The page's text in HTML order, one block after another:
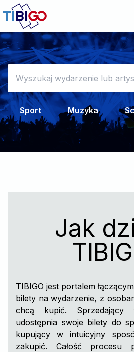
Sport Muzyka
Sprzedaj
Pomoc
Zaloguj
Jak
TIBIGO jest portalem
bilety na wydarzenie, z
chcą kupić. Sprzedający
udostępnia swoje bilety do
kupujący w intuicyjny
zakupić. Całość procesu